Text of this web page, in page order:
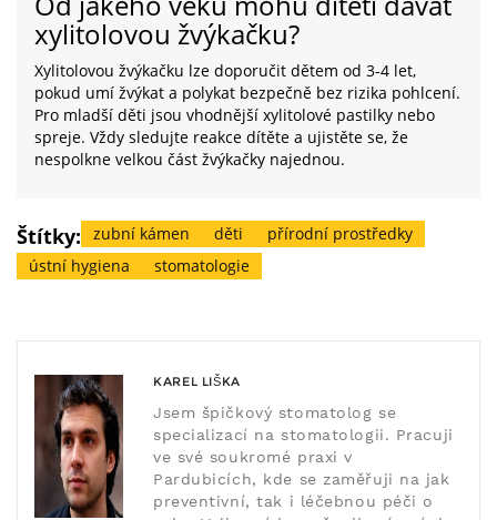
xylitolovou žvýkačku?
Xylitolovou žvýkačku lze doporučit dětem od 3-4 let,
pokud umí žvýkat a polykat bezpečně bez rizika pohlcení.
Pro mladší děti jsou vhodnější xylitolové pastilky nebo
spreje. Vždy sledujte reakce dítěte a ujistěte se, že
nespolkne velkou část žvýkačky najednou.
Štítky: zubní kámen děti
přírodní prostředky
ústní hygiena
stomatologie
KAREL LIŠKA
Jsem špičkový stomatolog se
specializací na stomatologii. Pracuji
ve své soukromé praxi v
Pardubicích, kde se zaměřuji na jak
preventivní, tak i léčebnou péči o